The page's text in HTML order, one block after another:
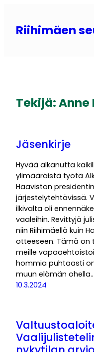
Riihimäen
Tekijä:Anne
Jäsenkirje
Hyvää alkanutta
ylimääräistä työtä
Haaviston
järjestelytehtävissä.
ilkivalta oli
vaaleihin. Revittyjä
niin Riihimäellä kuin
otteeseen. Tämä on
meille
hommia puhtaasti
muun elämän ohella…
10.3.2024